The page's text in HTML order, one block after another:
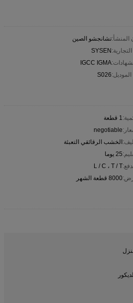
المنشأ:تشانجشو الصين
SYSEN
IGCC IGMA
S026
1 قطعة
negotiable
الخشب الرقائقي التعبئة
25 يوما
L / C ، T / T
8000 قطعة الشهر